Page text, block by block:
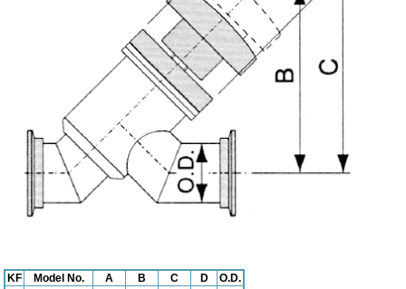
KF Model No. A B C D
O.D.